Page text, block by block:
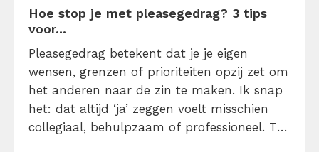
Hoe stop je met pleasegedrag? 3 tips
voor...
Pleasegedrag betekent dat je je eigen
wensen, grenzen of prioriteiten opzij zet om
het anderen naar de zin te maken. Ik snap
het: dat altijd ‘ja’ zeggen voelt misschien
collegiaal, behulpzaam of professioneel. Tot